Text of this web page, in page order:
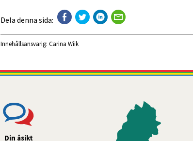
Dela denna sida:
Innehållsansvarig: Carina Wiik
Din åsikt